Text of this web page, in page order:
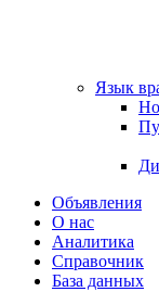
Язык
Объявления
О нас
Аналитика
Справочник
База данных